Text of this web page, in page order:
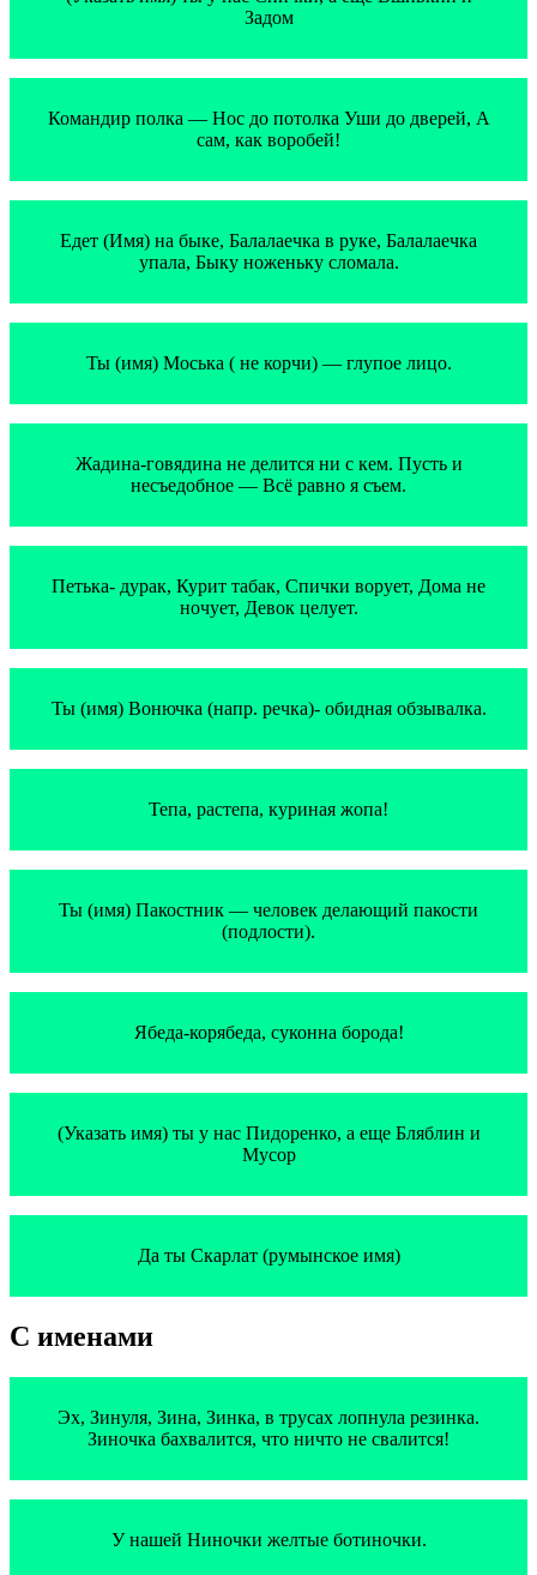
Задом
Командир полка — Нос до потолка Уши до дверей, А
сам, как воробей!
Едет (Имя) на быке, Балалаечка в руке, Балалаечка
упала, Быку ноженьку сломала.
Ты (имя) Моська ( не корчи) — глупое лицо.
Жадина-говядина не делится ни с кем. Пусть и
несъедобное — Всё равно я съем.
Петька- дурак, Курит табак, Спички ворует, Дома не
ночует, Девок целует.
Ты (имя) Вонючка (напр. речка)- обидная обзывалка.
Тепа, растепа, куриная жопа!
Ты (имя) Пакостник — человек делающий пакости
(подлости).
Ябеда-корябеда, суконна борода!
(Указать имя) ты у нас Пидоренко, а еще Бляблин и
Мусор
Да ты Скарлат (румынское имя)
С именами
Эх, Зинуля, Зина, Зинка, в трусах лопнула резинка.
Зиночка бахвалится, что ничто не свалится!
У нашей Ниночки желтые ботиночки.